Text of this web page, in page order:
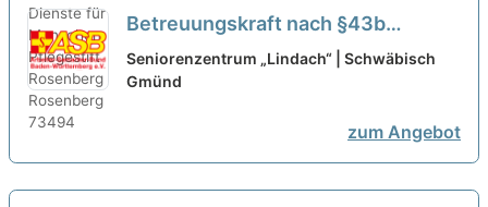
Betreuungskraft nach §43b
(m/w/d) in Teilzeit (max. 50%) - Wir
freuen uns auf Sie!
Seniorenzentrum „Lindach“ | Schwäbisch
Gmünd
zum Angebot